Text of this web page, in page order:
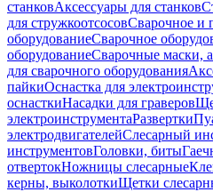
станковАксессуары для станков
для стружкоотсосовСварочное и
оборудованиеСварочное
оборудованиеСварочные маски,
для сварочного оборудования
пайкиОснастка для
оснасткиНасадки для граверов
электроинструментаРазвертки
электродвигателейСлесарный
инструментовГоловки, биты
отвертокНожницы слесарные
керны, выколоткиЩетки